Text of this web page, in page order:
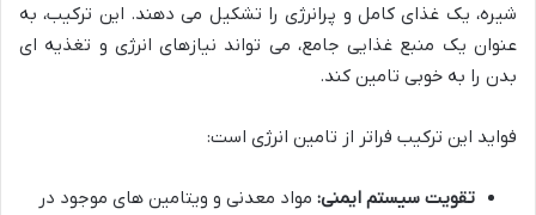
شیره، یک غذای کامل و پرانرژی را تشکیل می دهند. این ترکیب، به
عنوان یک منبع غذایی جامع، می تواند نیازهای انرژی و تغذیه ای
بدن را به خوبی تامین کند.
فواید این ترکیب فراتر از تامین انرژی است:
تقویت سیستم ایمنی: مواد معدنی و ویتامین های موجود در